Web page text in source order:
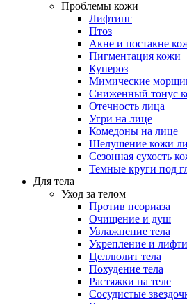
Проблемы кожи
Лифтинг
Птоз
Акне и постакне
Пигментация кожи
Купероз
Мимические
Сниженный тонус
Отечность лица
Угри на лице
Комедоны на лице
Шелушение кожи
Сезонная сухость
Темные круги под
Для тела
Уход за телом
Против псориаза
Очищение и душ
Увлажнение тела
Укрепление и
Целлюлит тела
Похудение тела
Растяжки на теле
Сосудистые